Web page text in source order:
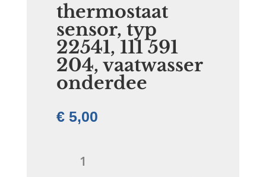
thermostaat
sensor, typ
22541, 111 591
204, vaatwasser
onderdee
€5,00
sensor,